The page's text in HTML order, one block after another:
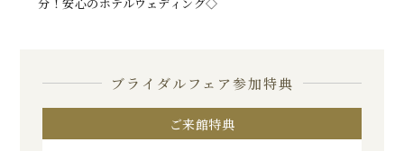
ブライダルフェア参加特典
ご来館特典